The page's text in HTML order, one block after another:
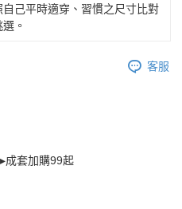
自己平時適穿、習慣之尺寸比對
。
客服
成套加購99起